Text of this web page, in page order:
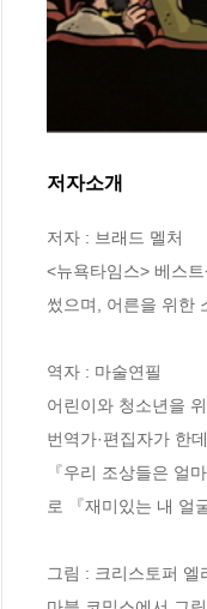
저자소개
저자 : 브래드 멜처
<뉴욕타임스> 베스
썼으며, 어른을 위한
역자 : 마술연필
어린이와 청소년을
번역가·편집자가 한
『우리 조상들은 얼
로 『재미있는 내 얼
그림 : 크리스토퍼 엘